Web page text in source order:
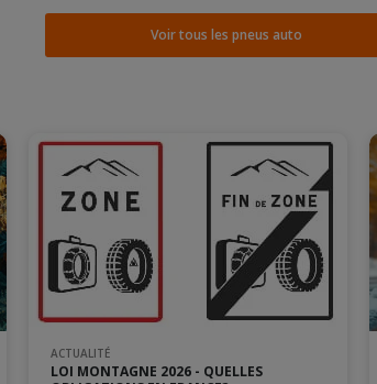
Voir tous les pneus auto
ACTUALITÉ
LOI MONTAGNE 2026 - QUELLES